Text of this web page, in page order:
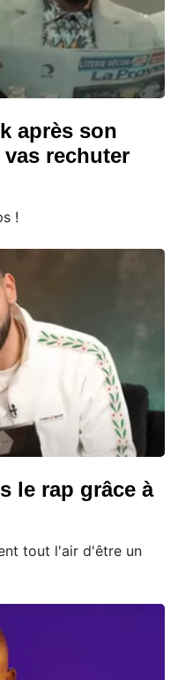
après son
rechuter
!
le rap grâce à
tout l'air d'être un